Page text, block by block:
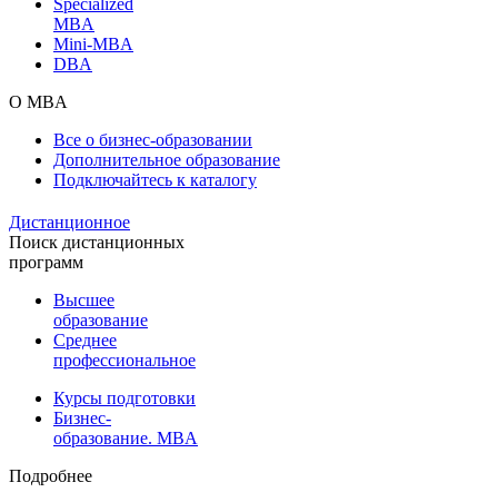
MBA
Mini-MBA
DBA
О MBA
Все о бизнес-образовании
Дополнительное образование
Подключайтесь к каталогу
Дистанционное
Поиск дистанционных
программ
Высшее
образование
Среднее
профессиональное
Курсы подготовки
Бизнес-
образование. MBA
Подробнее